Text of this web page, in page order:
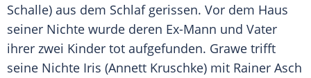
Schalle) aus dem Schlaf gerissen. Vor dem Haus
seiner Nichte wurde deren Ex-Mann und Vater
ihrer zwei Kinder tot aufgefunden. Grawe trifft
seine Nichte Iris (Annett Kruschke) mit Rainer Asch